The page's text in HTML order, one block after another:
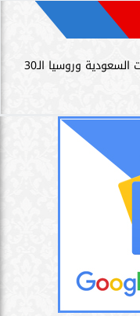
سامر شقير: اتفاقيات السعودية وروسيا الـ30